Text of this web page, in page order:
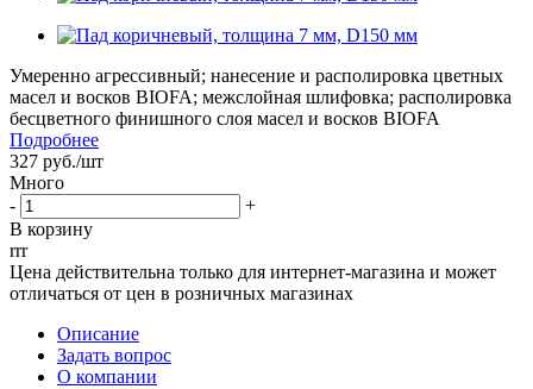
Умеренно агрессивный; нанесение и располировка цветных
масел и восков BIOFA; межслойная шлифовка; располировка
бесцветного финишного слоя масел и восков BIOFA
Подробнее
327 руб./шт
Много
-
+
В корзину
rrr
Цена действительна только для интернет-магазина и может
отличаться от цен в розничных магазинах
Описание
Задать вопрос
О компании